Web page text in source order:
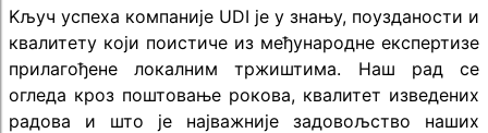
Kључ успеха компаније UDI је у знању, поузданости и
квалитету који поистиче из међународне експертизе
прилагођене локалним тржиштима. Наш рад се
огледа кроз поштовање рокова, квалитет изведених
радова и што је најважније задовољство наших